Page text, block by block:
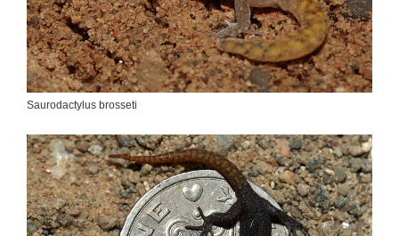
Saurodactylus brosseti